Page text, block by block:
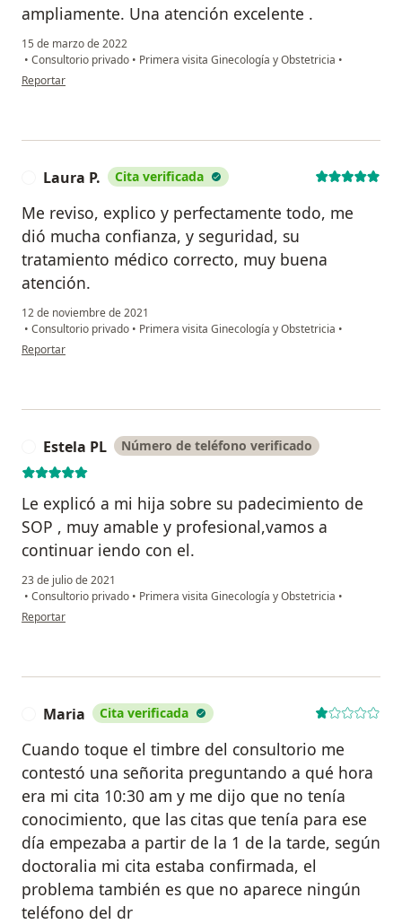
ampliamente. Una atención excelente .
15 de marzo de 2022
• Consultorio privado • Primera visita Ginecología y Obstetricia •
en opinión del usuario Cynthia Aguirre
Reportar
Laura P. Cita verificada
Me reviso, explico y perfectamente todo, me
dió mucha confianza, y seguridad, su
tratamiento médico correcto, muy buena
atención.
12 de noviembre de 2021
• Consultorio privado • Primera visita Ginecología y Obstetricia •
en opinión del usuario Laura P.
Reportar
Estela PL Número de teléfono verificado
Le explicó a mi hija sobre su padecimiento de
SOP , muy amable y profesional,vamos a
continuar iendo con el.
23 de julio de 2021
• Consultorio privado • Primera visita Ginecología y Obstetricia •
en opinión del usuario Estela PL
Reportar
Maria Cita verificada
Cuando toque el timbre del consultorio me
contestó una señorita preguntando a qué hora
era mi cita 10:30 am y me dijo que no tenía
conocimiento, que las citas que tenía para ese
día empezaba a partir de la 1 de la tarde, según
doctoralia mi cita estaba confirmada, el
problema también es que no aparece ningún
teléfono del dr